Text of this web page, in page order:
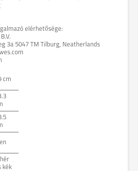
elérhetősége:
3a 5047 TM Tilburg, Neatherlands
cm
kék